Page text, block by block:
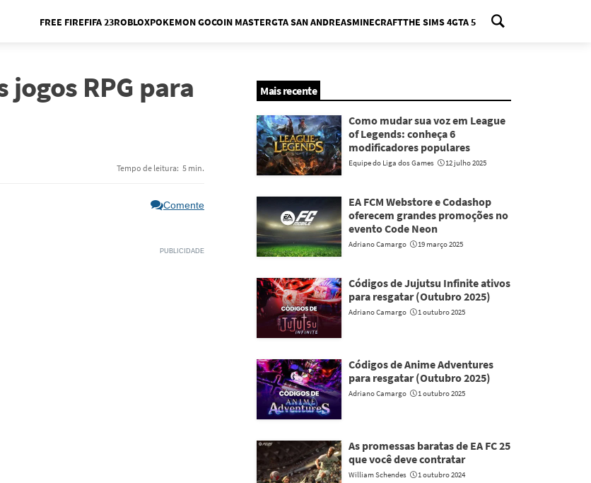
Menu
FREE FIREFIFA 23ROBLOXPOKEMON GOCOIN MASTERGTA SAN ANDREASMINECRAFTTHE SIMS 4GTA 5
jogos RPG para
Tempo de leitura: 5 min.
Comente
Mais recente
Como mudar sua voz em League
of Legends: conheça 6
modificadores populares
Equipe do Liga dos Games 12 julho 2025
EA FCM Webstore e Codashop
oferecem grandes promoções no
evento Code Neon
Adriano Camargo 19 março 2025
Códigos de Jujutsu Infinite ativos
para resgatar (Outubro 2025)
Adriano Camargo 1 outubro 2025
Códigos de Anime Adventures
para resgatar (Outubro 2025)
Adriano Camargo 1 outubro 2025
As promessas baratas de EA FC 25
que você deve contratar
William Schendes 1 outubro 2024